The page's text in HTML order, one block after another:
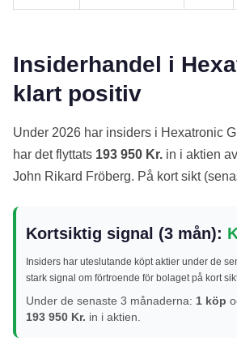
Insiderhandel i
klart positiv
Under 2026 har insiders i Hexatronic
har det flyttats 193 950 Kr. in i aktien
John Rikard Fröberg. På kort sikt
Kortsiktig signal (3 mån):
Insiders har uteslutande köpt aktier under de
stark signal om förtroende för bolaget på kort
Under de senaste 3 månaderna: 1 köp
193 950 Kr. in i aktien.